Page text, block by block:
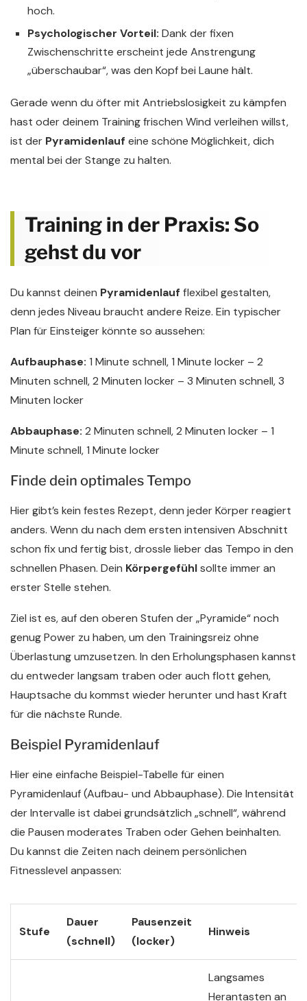
hoch.
Psychologischer Vorteil: Dank der fixen
Zwischenschritte erscheint jede Anstrengung
„überschaubar“, was den Kopf bei Laune hält.
Gerade wenn du öfter mit Antriebslosigkeit zu kämpfen
hast oder deinem Training frischen Wind verleihen willst,
ist der Pyramidenlauf eine schöne Möglichkeit, dich
mental bei der Stange zu halten.
Training in der Praxis: So
gehst du vor
Du kannst deinen Pyramidenlauf flexibel gestalten,
denn jedes Niveau braucht andere Reize. Ein typischer
Plan für Einsteiger könnte so aussehen:
Aufbauphase: 1 Minute schnell, 1 Minute locker – 2
Minuten schnell, 2 Minuten locker – 3 Minuten schnell, 3
Minuten locker
Abbauphase: 2 Minuten schnell, 2 Minuten locker – 1
Minute schnell, 1 Minute locker
Finde dein optimales Tempo
Hier gibt’s kein festes Rezept, denn jeder Körper reagiert
anders. Wenn du nach dem ersten intensiven Abschnitt
schon fix und fertig bist, drossle lieber das Tempo in den
schnellen Phasen. Dein Körpergefühlsollte immer an
erster Stelle stehen.
Ziel ist es, auf den oberen Stufen der „Pyramide“ noch
genug Power zu haben, um den Trainingsreiz ohne
Überlastung umzusetzen. In den Erholungsphasen kannst
du entweder langsam traben oder auch flott gehen,
Hauptsache du kommst wieder herunter und hast Kraft
für die nächste Runde.
Beispiel Pyramidenlauf
Hier eine einfache Beispiel-Tabelle für einen
Pyramidenlauf (Aufbau- und Abbauphase). Die Intensität
der Intervalle ist dabei grundsätzlich „schnell“, während
die Pausen moderates Traben oder Gehen beinhalten.
Du kannst die Zeiten nach deinem persönlichen
Fitnesslevel anpassen:
Stufe
Dauer
(schnell)
Pausenzeit
(locker)
Hinweis
Langsames
Herantasten an